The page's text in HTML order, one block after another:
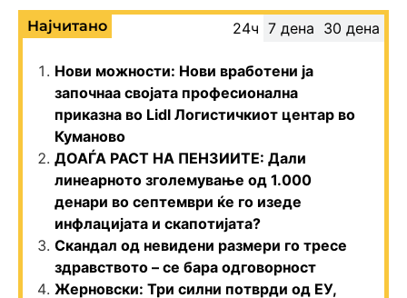
Најчитано 24ч 7 дена 30 дена
Нови можности: Нови вработени ја
започнаа својата професионална
приказна во Lidl Логистичкиот центар во
Куманово
ДОАЃА РАСТ НА ПЕНЗИИТЕ: Дали
линеарното зголемување од 1.000
денари во септември ќе го изеде
инфлацијата и скапотијата?
Скандал од невидени размери го тресе
здравството – се бара одговорност
Жерновски: Три силни потврди од ЕУ,